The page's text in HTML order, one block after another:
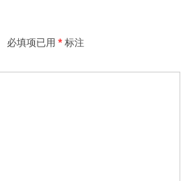
必填项已用 * 标注